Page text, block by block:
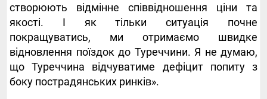
створюють відмінне співвідношення ціни та
якості. І як тільки ситуація почне
покращуватись, ми отримаємо швидке
відновлення поїздок до Туреччини. Я не думаю,
що Туреччина відчуватиме дефіцит попиту з
боку пострадянських ринків».